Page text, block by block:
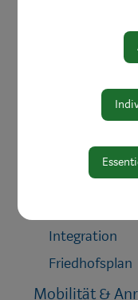
Ärzte &
Sozialdienste
Integration
Friedhofsplan
Mobilität &